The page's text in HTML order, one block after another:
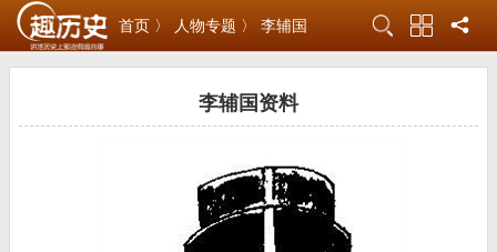
首页 〉 人物专题 〉 李辅国
李辅国资料